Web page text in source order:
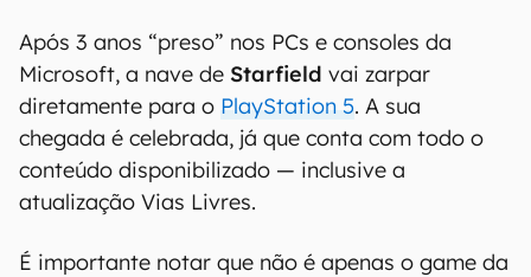
Após 3 anos “preso” nos PCs e consoles da
Microsoft, a nave de Starfield vai zarpar
diretamente para o PlayStation 5. A sua
chegada é celebrada, já que conta com todo o
conteúdo disponibilizado — inclusive a
atualização Vias Livres.
É importante notar que não é apenas o game da